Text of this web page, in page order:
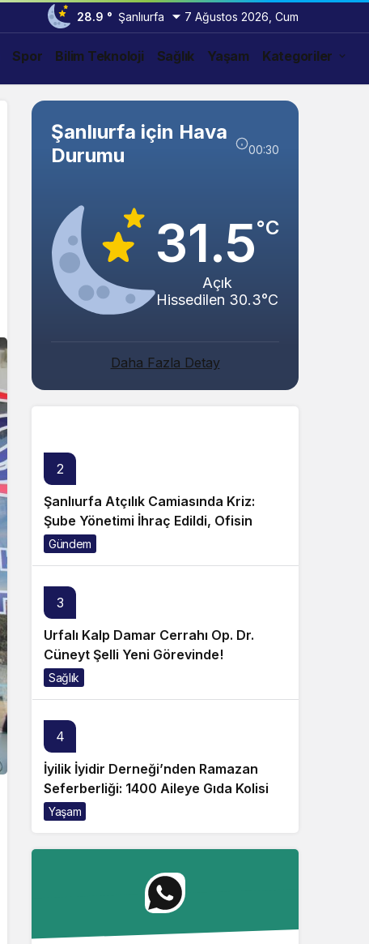
28.9 ° Şanlıurfa 7 Ağustos 2026, Cum
Spor Bilim Teknoloji Sağlık Yaşam Kategoriler
Şanlıurfa için Hava
Durumu
00:30
31.5°C
Açık
Hissedilen 30.3°C
Daha Fazla Detay
Abacı ve Abul Ailelerinin Mutlu Günü!
2
Şanlıurfa Atçılık Camiasında Kriz:
Şube Yönetimi İhraç Edildi, Ofisin
Taşınmasına Tepki Büyüyor!
Gündem
3
Urfalı Kalp Damar Cerrahı Op. Dr.
Cüneyt Şelli Yeni Görevinde!
Sağlık
4
İyilik İyidir Derneği’nden Ramazan
Seferberliği: 1400 Aileye Gıda Kolisi
Yaşam